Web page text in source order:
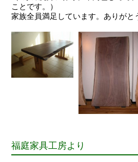
ことです。）
家族全員満足しています。ありがと
福庭家具工房より